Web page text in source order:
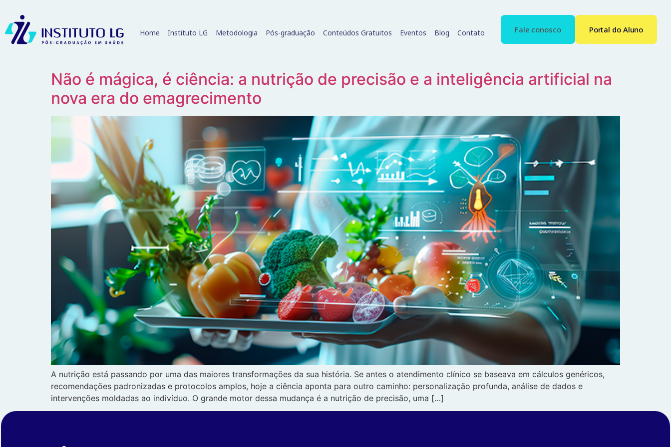
Home Instituto LG Metodologia Pós-graduação Conteúdos Gratuitos Eventos Blog Contato Fale conosco Portal do Aluno
Não é mágica, é ciência: a nutrição de precisão e a inteligência artificial na
nova era do emagrecimento
A nutrição está passando por uma das maiores transformações da sua história. Se antes o atendimento clínico se baseava em cálculos genéricos,
recomendações padronizadas e protocolos amplos, hoje a ciência aponta para outro caminho: personalização profunda, análise de dados e
intervenções moldadas ao indivíduo. O grande motor dessa mudança é a nutrição de precisão, uma […]